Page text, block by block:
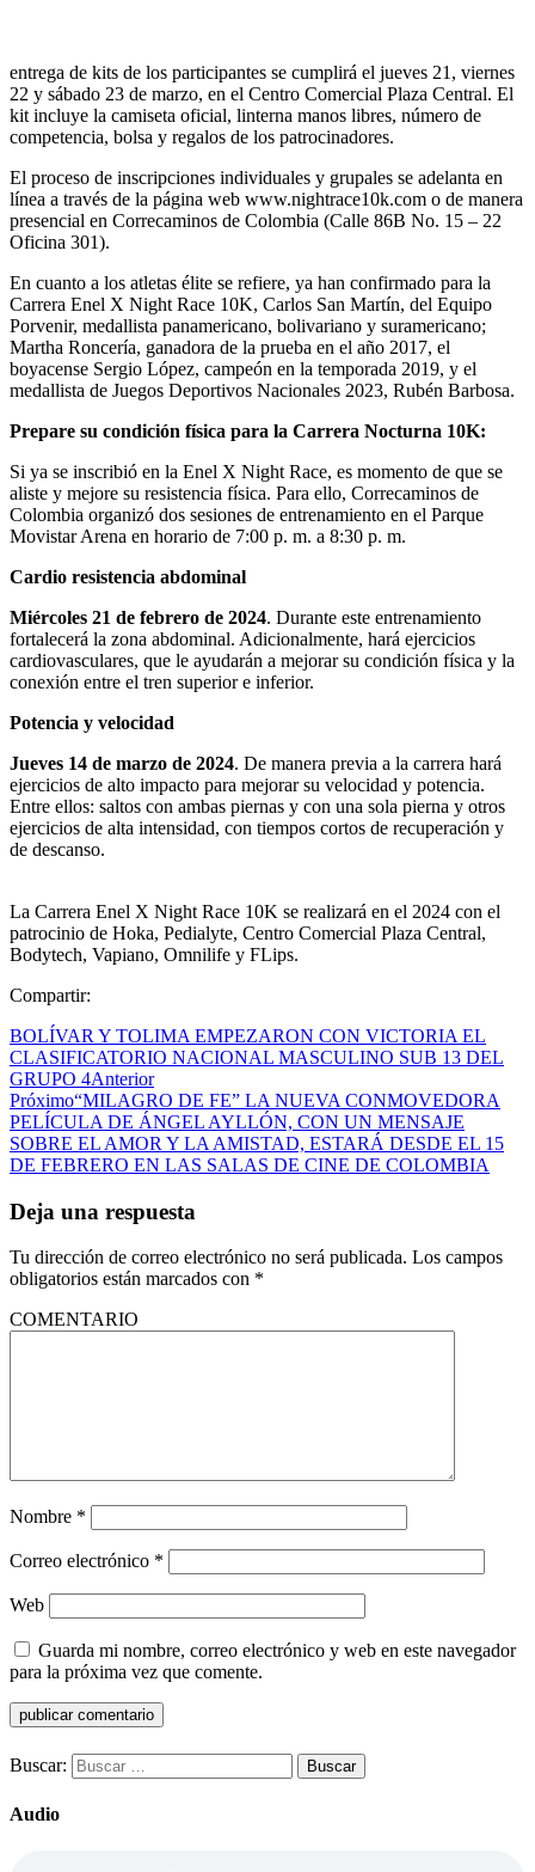
entrega de kits de los participantes se cumplirá el jueves 21, viernes
22 y sábado 23 de marzo, en el Centro Comercial Plaza Central. El
kit incluye la camiseta oficial, linterna manos libres, número de
competencia, bolsa y regalos de los patrocinadores.
El proceso de inscripciones individuales y grupales se adelanta en
línea a través de la página web www.nightrace10k.com o de manera
presencial en Correcaminos de Colombia (Calle 86B No. 15 – 22
Oficina 301).
En cuanto a los atletas élite se refiere, ya han confirmado para la
Carrera Enel X Night Race 10K, Carlos San Martín, del Equipo
Porvenir, medallista panamericano, bolivariano y suramericano;
Martha Roncería, ganadora de la prueba en el año 2017, el
boyacense Sergio López, campeón en la temporada 2019, y el
medallista de Juegos Deportivos Nacionales 2023, Rubén Barbosa.
Prepare su condición física para la Carrera Nocturna 10K:
Si ya se inscribió en la Enel X Night Race, es momento de que se
aliste y mejore su resistencia física. Para ello, Correcaminos de
Colombia organizó dos sesiones de entrenamiento en el Parque
Movistar Arena en horario de 7:00 p. m. a 8:30 p. m.
Cardio resistencia abdominal
Miércoles 21 de febrero de 2024. Durante este entrenamiento
fortalecerá la zona abdominal. Adicionalmente, hará ejercicios
cardiovasculares, que le ayudarán a mejorar su condición física y la
conexión entre el tren superior e inferior.
Potencia y velocidad
Jueves 14 de marzo de 2024. De manera previa a la carrera hará
ejercicios de alto impacto para mejorar su velocidad y potencia.
Entre ellos: saltos con ambas piernas y con una sola pierna y otros
ejercicios de alta intensidad, con tiempos cortos de recuperación y
de descanso.
La Carrera Enel X Night Race 10K se realizará en el 2024 con el
patrocinio de Hoka, Pedialyte, Centro Comercial Plaza Central,
Bodytech, Vapiano, Omnilife y FLips.
Compartir:
BOLÍVAR Y TOLIMA EMPEZARON CON VICTORIA EL
CLASIFICATORIO NACIONAL MASCULINO SUB 13 DEL
GRUPO 4Anterior
Próximo“MILAGRO DE FE” LA NUEVA CONMOVEDORA
PELÍCULA DE ÁNGEL AYLLÓN, CON UN MENSAJE
SOBRE EL AMOR Y LA AMISTAD, ESTARÁ DESDE EL 15
DE FEBRERO EN LAS SALAS DE CINE DE COLOMBIA
Deja una respuesta
Tu dirección de correo electrónico no será publicada. Los campos
obligatorios están marcados con *
COMENTARIO
Nombre *
Correo electrónico *
Web
Guarda mi nombre, correo electrónico y web en este navegador
para la próxima vez que comente.
Buscar:
Audio